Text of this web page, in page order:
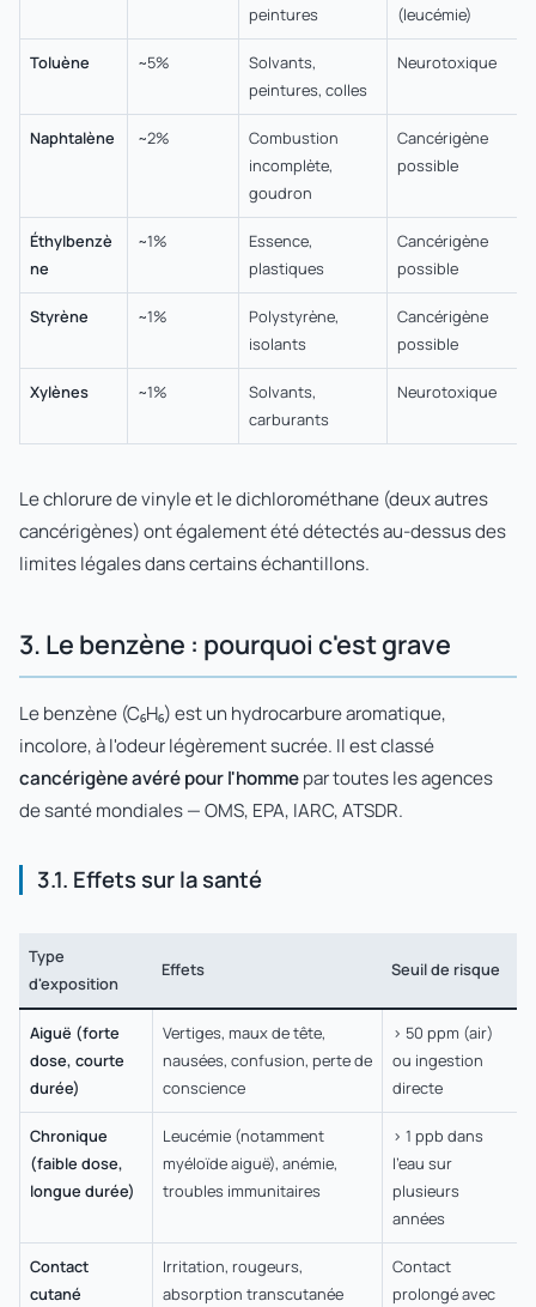
peintures
(leucémie)
Toluène ~5%
Solvants,
peintures, colles
Neurotoxique
Naphtalène ~2%
Combustion
incomplète,
goudron
Cancérigène
possible
Éthylbenzè
ne
~1%
Essence,
plastiques
Cancérigène
possible
Styrène ~1%
Polystyrène,
isolants
Cancérigène
possible
Xylènes ~1%
Solvants,
carburants
Neurotoxique
Le chlorure de vinyle et le dichlorométhane (deux autres
cancérigènes) ont également été détectés au-dessus des
limites légales dans certains échantillons.
3. Le benzène : pourquoi c'est grave
Le benzène (C₆H₆) est un hydrocarbure aromatique,
incolore, à l'odeur légèrement sucrée. Il est classé
cancérigène avéré pour l'hommepar toutes les agences
de santé mondiales — OMS, EPA, IARC, ATSDR.
3.1. Effets sur la santé
Type
d'exposition
Effets Seuil de risque
Aiguë (forte
dose, courte
durée)
Vertiges, maux de tête,
nausées, confusion, perte de
conscience
> 50 ppm (air)
ou ingestion
directe
Chronique
(faible dose,
longue durée)
Leucémie (notamment
myéloïde aiguë), anémie,
troubles immunitaires
> 1 ppb dans
l'eau sur
plusieurs
années
Contact
cutané
Irritation, rougeurs,
absorption transcutanée
Contact
prolongé avec